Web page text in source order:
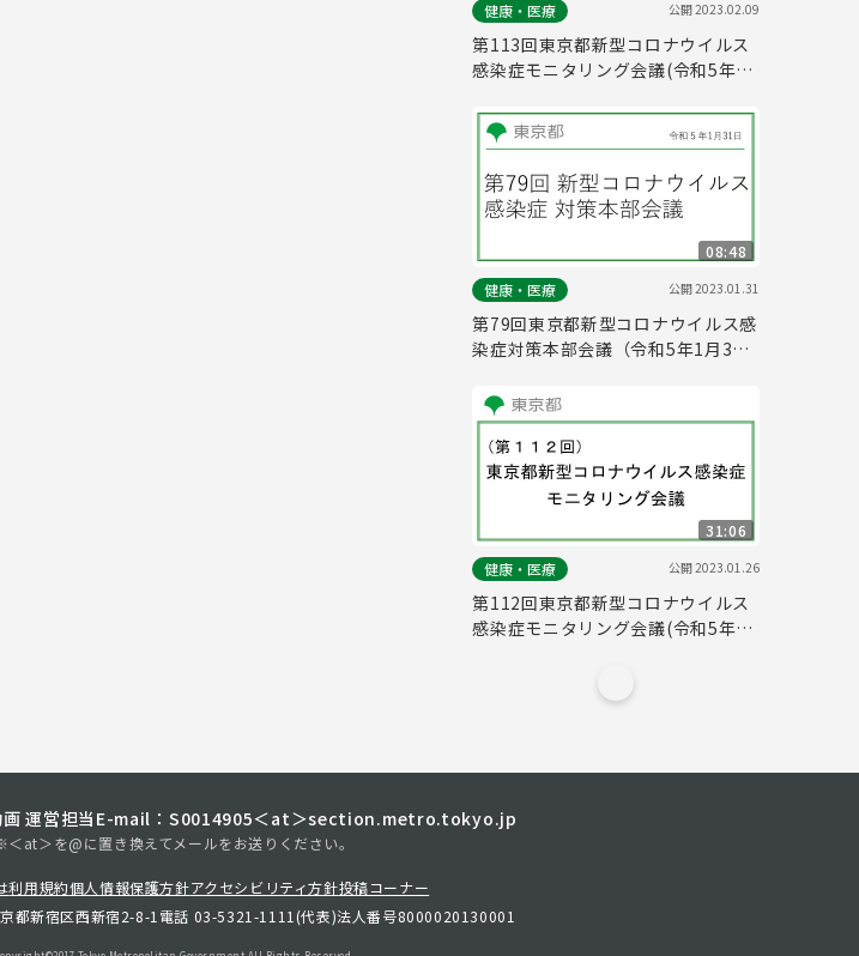
健康・医療
公開2023.02.09
第113回東京都新型コロナウイルス
感染症モニタリング会議(令和5年2
08:48
健康・医療
公開2023.01.31
第79回東京都新型コロナウイルス感
染症対策本部会議（令和5年1月31
31:06
健康・医療
公開2023.01.26
第112回東京都新型コロナウイルス
感染症モニタリング会議(令和5年1
運営担当 E-mail：S0014905＜at＞section.metro.tokyo.jp
＜at＞を@に置き換えてメールをお送りください。
利用規約個人情報保護方針アクセシビリティ方針投稿コーナー
都新宿区西新宿2-8-1 電話 03-5321-1111(代表)法人番号8000020130001